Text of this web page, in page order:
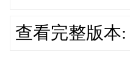
查看完整版本: